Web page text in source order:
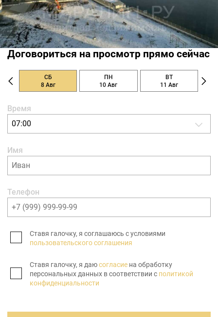
Договориться на просмотр прямо сейчас
СБ
8 Авг
ПН
10 Авг
ВТ
11 Авг
Время
07:00
Имя
Телефон
Ставя галочку, я соглашаюсь с условиями
пользовательского соглашения
Ставя галочку, я даюсогласие на обработку
персональных данных в соответствии с политикой
конфиденциальности